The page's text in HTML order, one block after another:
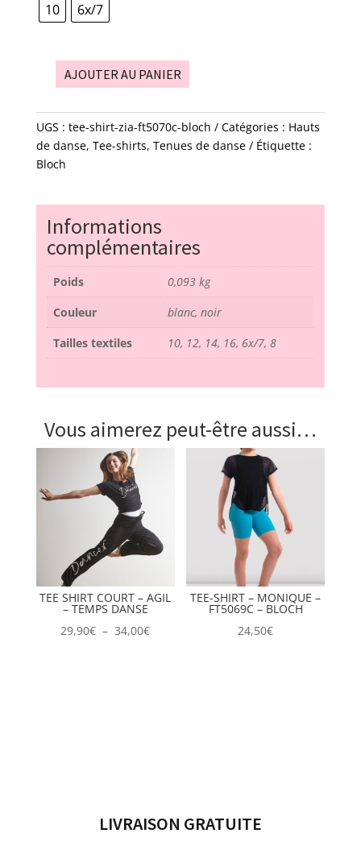
10 6x/7
quantité
tee-
shirt
-
bloch
AJOUTER AU PANIER
UGS : tee-shirt-zia-ft5070c-bloch Catégories : Hauts
de danse, Tee-shirts, Tenues de danse
Étiquette :
Bloch
Informations
complémentaires
Poids
0,093 kg
Couleur
blanc, noir
Tailles textiles
10, 12, 14, 16, 6x/7, 8
Vous aimerez peut-être aussi…
TEE SHIRT COURT – AGIL
– TEMPS DANSE
29,90€ – 34,00€Plage
TEE-SHIRT – MONIQUE –
FT5069C – BLOCH
24,50€
LIVRAISON GRATUITE